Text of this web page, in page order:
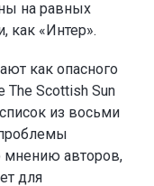
на равных
как «Интер».
как опасного
The Scottish Sun
из восьми
мнению авторов,
для